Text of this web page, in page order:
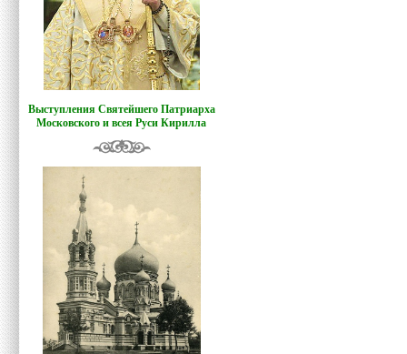
Выступления Святейшего Патриарха
Московского и всея Руси Кирилла